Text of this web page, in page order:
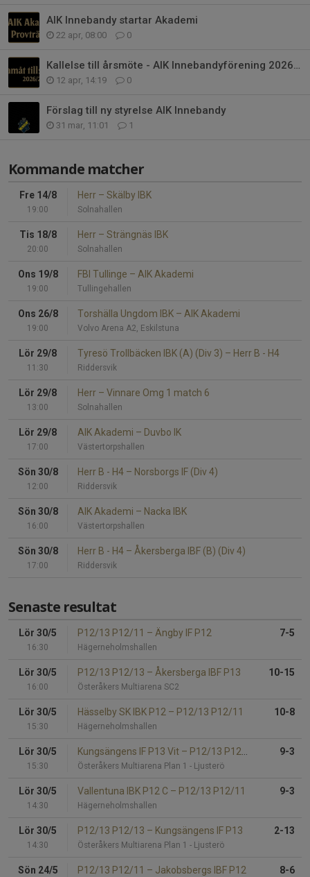
AIK Innebandy startar Akademi
22 apr, 08:00 0
Kallelse till årsmöte - AIK Innebandyförening 2026/27
12 apr, 14:19 0
Förslag till ny styrelse AIK Innebandy
31 mar, 11:01 1
Kommande matcher
Fre 14/8
19:00
Herr – Skälby IBK
Solnahallen
Tis 18/8
20:00
Herr – Strängnäs IBK
Solnahallen
Ons 19/8
19:00
FBI Tullinge – AIK Akademi
Tullingehallen
Ons 26/8
19:00
Torshälla Ungdom IBK – AIK Akademi
Volvo Arena A2, Eskilstuna
Lör 29/8
11:30
Tyresö Trollbäcken IBK (A) (Div 3) – Herr B - H4
Riddersvik
Lör 29/8
13:00
Herr – Vinnare Omg 1 match 6
Solnahallen
Lör 29/8
17:00
AIK Akademi – Duvbo IK
Västertorpshallen
Sön 30/8
12:00
Herr B - H4 – Norsborgs IF (Div 4)
Riddersvik
Sön 30/8
16:00
AIK Akademi – Nacka IBK
Västertorpshallen
Sön 30/8
17:00
Herr B - H4 – Åkersberga IBF (B) (Div 4)
Riddersvik
Senaste resultat
Lör 30/5
16:30
P12/13 P12/11 – Ängby IF P12
Hägerneholmshallen
7-5
Lör 30/5
16:00
P12/13 P12/13 – Åkersberga IBF P13
Österåkers Multiarena SC2
10-15
Lör 30/5
15:30
Hässelby SK IBK P12 – P12/13 P12/11
Hägerneholmshallen
10-8
Lör 30/5
15:30
Kungsängens IF P13 Vit – P12/13 P12/13
Österåkers Multiarena Plan 1 - Ljusterö
9-3
Lör 30/5
14:30
Vallentuna IBK P12 C – P12/13 P12/11
Hägerneholmshallen
9-3
Lör 30/5
14:30
P12/13 P12/13 – Kungsängens IF P13
Österåkers Multiarena Plan 1 - Ljusterö
2-13
Sön 24/5 P12/13 P12/11 – Jakobsbergs IBF P12 8-6